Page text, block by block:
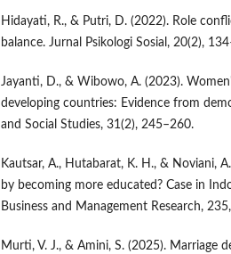
Hidayati, R., & Putri, D. (2022). Role
balance. Jurnal Psikologi Sosial, 20(2),
Jayanti, D., & Wibowo, A. (2023).
developing countries: Evidence from
and Social Studies, 31(2), 245–260.
Kautsar, A., Hutabarat, K. H., & Noviani,
by becoming more educated? Case in
Business and Management Research,
Murti, V. J., & Amini, S. (2025). Marriage